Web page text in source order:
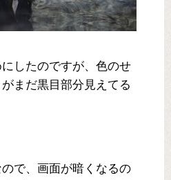
したのですが、色のせ
まだ黒目部分見えてる
で、画面が暗くなるの